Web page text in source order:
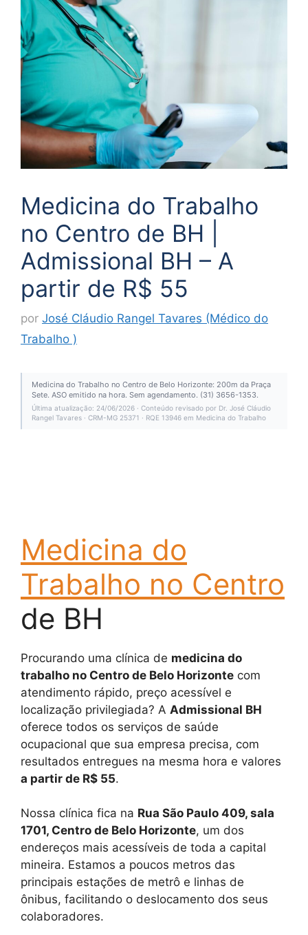
Medicina do Trabalho
no Centro de BH |
Admissional BH – A
partir de R$ 55
por José Cláudio Rangel Tavares (Médico do
Trabalho )
Medicina do Trabalho no Centro de Belo Horizonte: 200m da Praça
Sete. ASO emitido na hora. Sem agendamento. (31) 3656-1353.
Última atualização: 24/06/2026 · Conteúdo revisado por Dr. José Cláudio
Rangel Tavares · CRM-MG 25371 · RQE 13946 em Medicina do Trabalho
Medicina do
Trabalho no Centro
de BH
Procurando uma clínica de medicina do
trabalho no Centro de Belo Horizonte com
atendimento rápido, preço acessível e
localização privilegiada? A Admissional BH
oferece todos os serviços de saúde
ocupacional que sua empresa precisa, com
resultados entregues na mesma hora e valores
a partir de R$ 55.
Nossa clínica fica na Rua São Paulo 409, sala
1701, Centro de Belo Horizonte, um dos
endereços mais acessíveis de toda a capital
mineira. Estamos a poucos metros das
principais estações de metrô e linhas de
ônibus, facilitando o deslocamento dos seus
colaboradores.